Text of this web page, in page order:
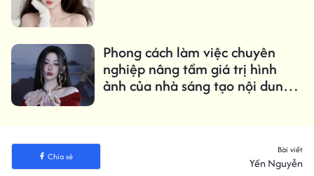
Phong cách làm việc chuyên
nghiệp nâng tầm giá trị hình
ảnh của nhà sáng tạo nội dung
Chia sẻ
Bài viết
Yến Nguyễn